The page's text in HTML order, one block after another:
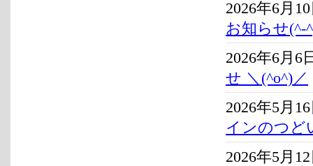
2026年6月
お知らせ(^-
2026年6月6
せ ＼(^o^)／
2026年5月
インのつど
2026年5月